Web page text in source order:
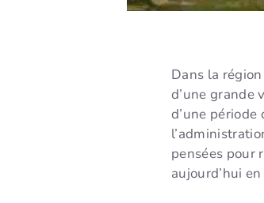
Dans la
d’une grande
d’une
pensées pour
aujourd’hui